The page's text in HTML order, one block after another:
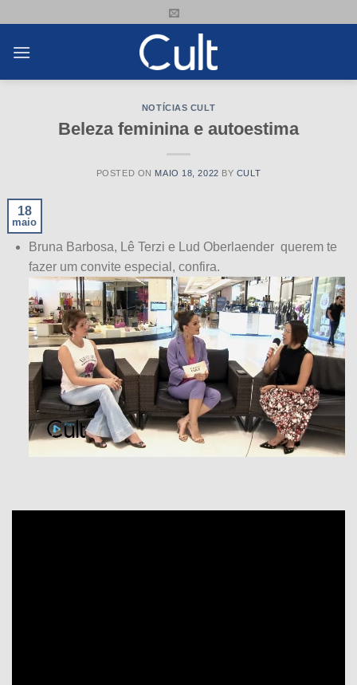
content
NOTÍCIAS CULT
Beleza feminina e autoestima
POSTED ON MAIO 18, 2022 BY CULT
18
maio
Bruna Barbosa, Lê Terzi e Lud Oberlaender querem te
fazer um convite especial, confira.